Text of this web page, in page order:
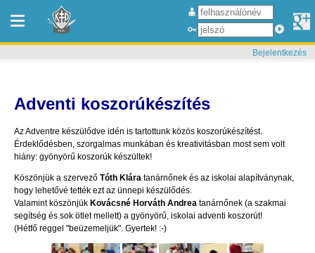
Bejelentkezés
Adventi koszorúkészítés
Az Adventre készülődve idén is tartottunk közös koszorúkészítést.
Érdeklődésben, szorgalmas munkában és kreativitásban most sem volt
hiány: gyönyörű koszorúk készültek!
Köszönjük a szervező Tóth Klára tanárnőnek és az iskolai alapítványnak,
hogy lehetővé tették ezt az ünnepi készülődés.
Valamint köszönjük Kovácsné Horváth Andrea tanárnőnek (a szakmai
segítség és sok ötlet mellett) a gyönyörű, iskolai adventi koszorút!
(Hétfő reggel "beüzemeljük". Gyertek! :-)